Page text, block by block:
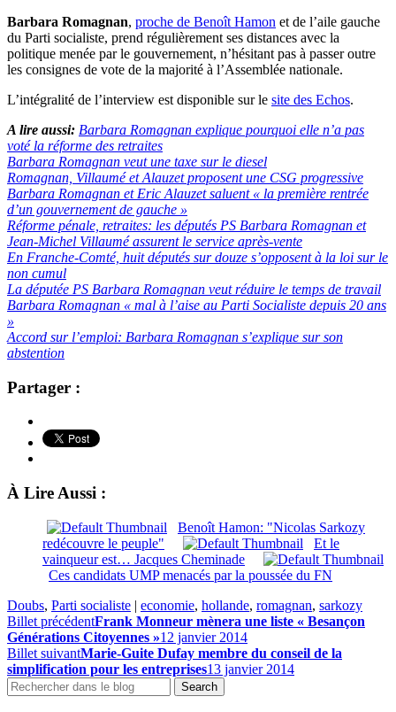
Barbara Romagnan, proche de Benoît Hamon et de l’aile gauche
du Parti socialiste, prend régulièrement ses distances avec la
politique menée par le gouvernement, n’hésitant pas à passer outre
les consignes de vote de la majorité à l’Assemblée nationale.
L’intégralité de l’interview est disponible sur le site des Echos.
A lire aussi: Barbara Romagnan explique pourquoi elle n’a pas
voté la réforme des retraites
Barbara Romagnan veut une taxe sur le diesel
Romagnan, Villaumé et Alauzet proposent une CSG progressive
Barbara Romagnan et Eric Alauzet saluent « la première rentrée
d’un gouvernement de gauche »
Réforme pénale, retraites: les députés PS Barbara Romagnan et
Jean-Michel Villaumé assurent le service après-vente
En Franche-Comté, huit députés sur douze s’opposent à la loi sur le
non cumul
La députée PS Barbara Romagnan veut réduire le temps de travail
Barbara Romagnan « mal à l’aise au Parti Socialiste depuis 20 ans
»
Accord sur l’emploi: Barbara Romagnan s’explique sur son
abstention
Partager :
À Lire Aussi :
Benoît Hamon: "Nicolas Sarkozy
redécouvre le peuple"
Et le
vainqueur est… Jacques Cheminade
Ces candidats UMP menacés par la poussée du FN
Doubs, Parti socialiste | economie, hollande, romagnan, sarkozy
Billet précédentFrank Monneur mènera une liste « Besançon
Générations Citoyennes »12 janvier 2014
Billet suivantMarie-Guite Dufay membre du conseil de la
simplification pour les entreprises13 janvier 2014